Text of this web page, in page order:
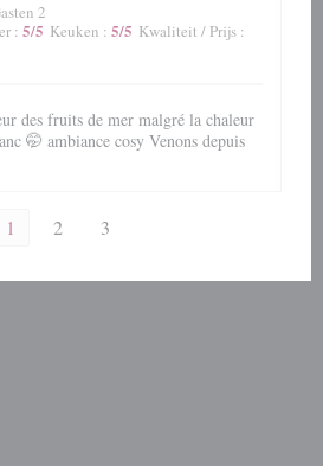
2
: 5/5 Keuken : 5/5 Kwaliteit / Prijs :
des fruits de mer malgré la chaleur
🤭 ambiance cosy Venons depuis
1 2 3